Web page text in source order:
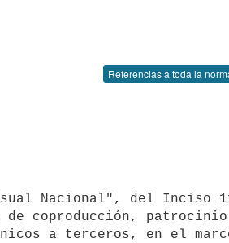
Referencias a toda la
coproducción, patrocinio
a terceros, en el